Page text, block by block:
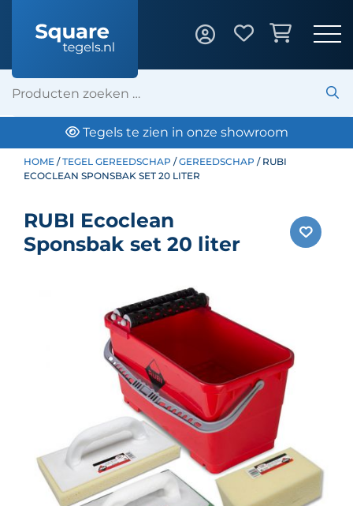
Tegels te zien in onze showroom
HOME /TEGEL GEREEDSCHAP /GEREEDSCHAP / RUBI
ECOCLEAN SPONSBAK SET 20 LITER
RUBI Ecoclean
Sponsbak set 20 liter